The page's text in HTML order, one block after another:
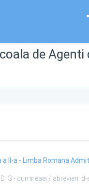
de Agenti
Admitere Scoala de Agenti de